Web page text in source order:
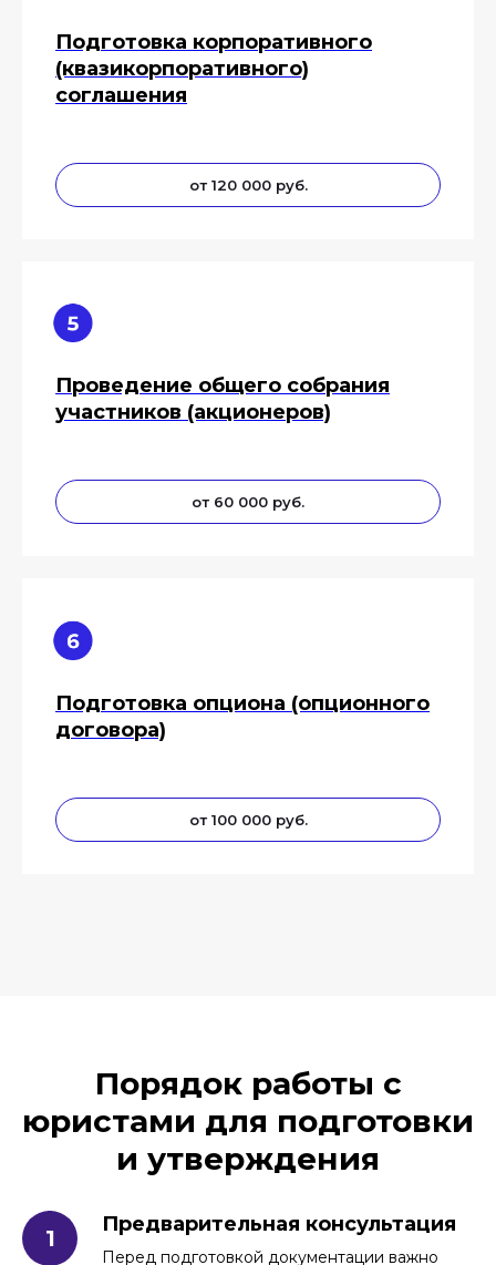
Подготовка корпоративного
(квазикорпоративного)
соглашения
от 120 000 руб.
Проведение общего собрания
участников (акционеров)
от 60 000 руб.
Подготовка опциона (опционного
договора)
от 100 000 руб.
Порядок работы с
юристами для подготовки
и утверждения
Предварительная консультация
Перед подготовкой документации важно